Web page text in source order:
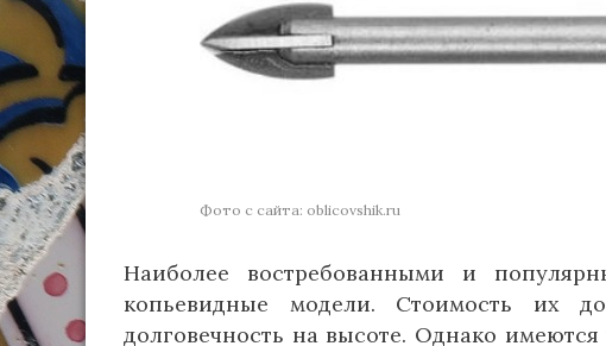
Фото с сайта: oblicovshik.ru
Наиболее востребованными и
копьевидные модели. Стоимость их
долговечность на высоте. Однако